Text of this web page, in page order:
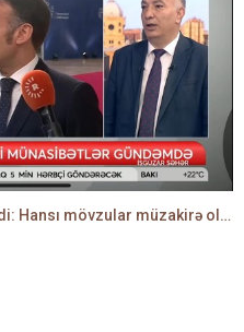
WUF13-ün 6-cı gününə start verildi: Hansı mövzular müzakirə olunacaq? -TALEH ƏLİYEV danışır